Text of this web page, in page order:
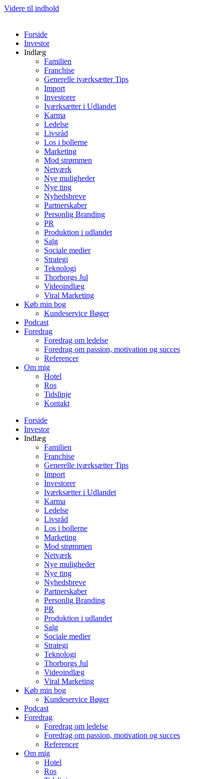
Videre til indhold
Forside
Investor
Indlæg
Familien
Franchise
Generelle iværksætter Tips
Import
Investorer
Iværksætter i Udlandet
Karma
Ledelse
Livsråd
Los i bollerne
Marketing
Mod strømmen
Netværk
Nye muligheder
Nye ting
Nyhedsbreve
Partnerskaber
Personlig Branding
PR
Produktion i udlandet
Salg
Sociale medier
Strategi
Teknologi
Thorborgs Jul
Videoindlæg
Viral Marketing
Køb min bog
Kundeservice Bøger
Podcast
Foredrag
Foredrag om ledelse
Foredrag om passion, motivation og succes
Referencer
Om mig
Hotel
Ros
Tidslinje
Kontakt
Forside
Investor
Indlæg
Familien
Franchise
Generelle iværksætter Tips
Import
Investorer
Iværksætter i Udlandet
Karma
Ledelse
Livsråd
Los i bollerne
Marketing
Mod strømmen
Netværk
Nye muligheder
Nye ting
Nyhedsbreve
Partnerskaber
Personlig Branding
PR
Produktion i udlandet
Salg
Sociale medier
Strategi
Teknologi
Thorborgs Jul
Videoindlæg
Viral Marketing
Køb min bog
Kundeservice Bøger
Podcast
Foredrag
Foredrag om ledelse
Foredrag om passion, motivation og succes
Referencer
Om mig
Hotel
Ros